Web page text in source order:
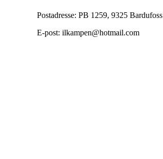
Postadresse: PB 1259, 9325 Bardufoss
E-post: ilkampen@hotmail.com